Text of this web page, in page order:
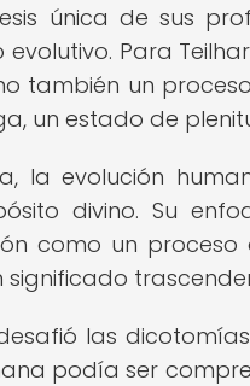
única de sus
Para
también un
un estado de
la evolución
divino. Su
como un
las
podía ser